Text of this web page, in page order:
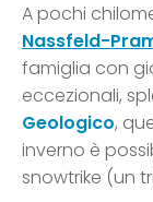
A pochi
Nassfeld-
famiglia con
eccezionali,
Geologico,
inverno è
snowtrike (un